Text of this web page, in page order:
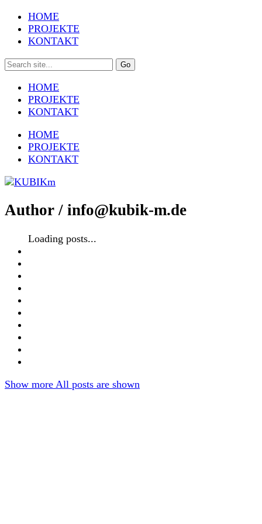
HOME
PROJEKTE
KONTAKT
HOME
PROJEKTE
KONTAKT
HOME
PROJEKTE
KONTAKT
Author / info@kubik-m.de
Loading posts...
Show more All posts are shown